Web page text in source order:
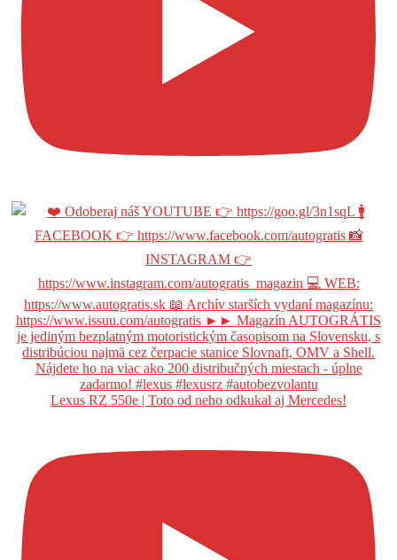
Lexus RZ 550e | Toto od neho odkukal aj Mercedes!